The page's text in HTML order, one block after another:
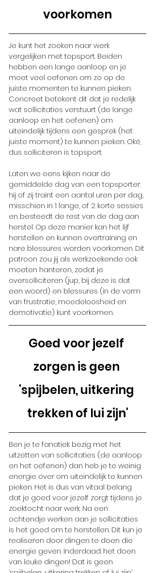
voorkomen
Je kunt het zoeken naar werk
vergelijken met topsport. Beiden
hebben een lange aanloop en je
moet veel oefenen om zo op de
juiste momenten te kunnen pieken.
Concreet betekent dit dat je redelijk
wat sollicitaties verstuurt (de lange
aanloop en het oefenen) om
uiteindelijk tijdens een gesprek (het
juiste moment) te kunnen pieken. Oké,
dus solliciteren is topsport.
Laten we eens kijken naar de
gemiddelde dag van een topsporter:
hij of zij traint een aantal uren per dag,
misschien in 1 lange, of 2 korte sessies
en besteedt de rest van de dag aan
herstel. Op deze manier kan het lijf
herstellen en kunnen overtraining en
nare blessures worden voorkomen. Dit
patroon zou jij als werkzoekende ook
moeten hanteren, zodat je
oversolliciteren (jup, bij deze is dat
een woord) en blessures (in de vorm
van frustratie, moedeloosheid en
demotivatie) kunt voorkomen.
Goed voor jezelf
zorgen is geen
'spijbelen, uitkering
trekken of lui zijn'
Ben je te fanatiek bezig met het
uitzetten van sollicitaties (de aanloop
en het oefenen) dan heb je te weinig
energie over om uiteindelijk te kunnen
pieken. Het is dus van vitaal belang
dat je goed voor jezelf zorgt tijdens je
zoektocht naar werk. Na een
ochtendje werken aan je sollicitaties
is het goed om te herstellen. Dit kun je
realiseren door dingen te doen die
energie geven. Inderdaad: het doen
van leuke dingen! Dat is geen